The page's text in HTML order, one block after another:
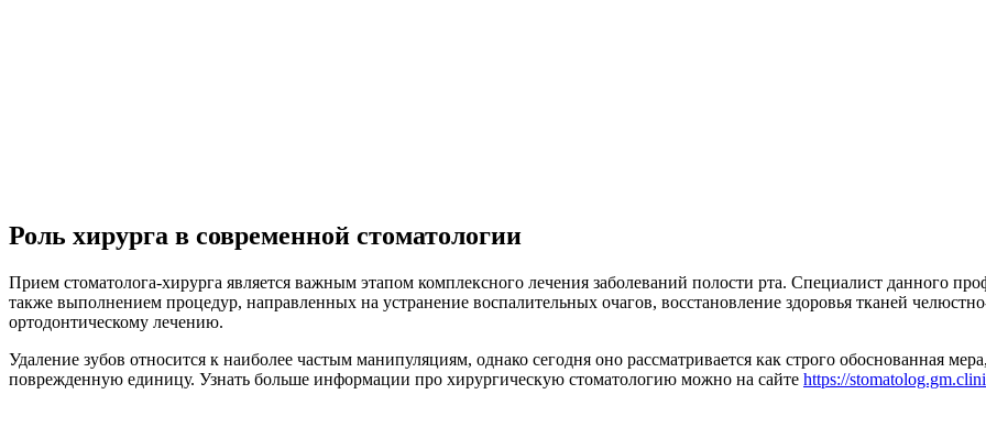
Роль хирурга в современной стоматологии
Прием стоматолога-хирурга является важным этапом комплексного лечения заболеваний полости рта. Специалист данного
также выполнением процедур, направленных на устранение воспалительных очагов, восстановление здоровья тканей
ортодонтическому лечению.
Удаление зубов относится к наиболее частым манипуляциям, однако сегодня оно рассматривается как строго обоснованная
поврежденную единицу. Узнать больше информации про хирургическую стоматологию можно на сайте https://